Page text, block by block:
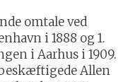
omtale ved
i 1888 og 1.
i Aarhus i 1909.
Allen